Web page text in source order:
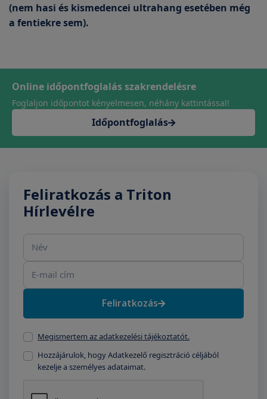
(nem hasi és kismedencei ultrahang esetében még
a fentiekre sem).
Online időpontfoglalás szakrendelésre
Foglaljon időpontot kényelmesen, néhány kattintással!
Időpontfoglalás
Feliratkozás a Triton
Hírlevélre
Név
E-mail cím
Feliratkozás
Megismertem az adatkezelési tájékoztatót.
Hozzájárulok, hogy Adatkezelő regisztráció céljából
kezelje a személyes adataimat.